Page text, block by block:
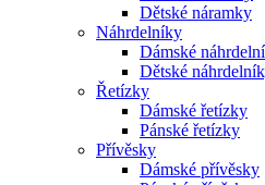
Dětské náramky
Náhrdelníky
Dámské
Dětské
Řetízky
Dámské řetízky
Pánské řetízky
Přívěsky
Dámské přívěsky